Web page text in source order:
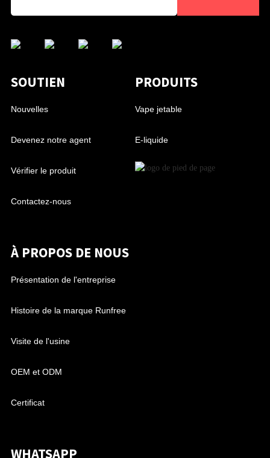
SOUTIEN
Nouvelles
Devenez notre agent
Vérifier le produit
Contactez-nous
PRODUITS
Vape jetable
E-liquide
À PROPOS DE NOUS
Présentation de l'entreprise
Histoire de la marque Runfree
Visite de l'usine
OEM et ODM
Certificat
WHATSAPP